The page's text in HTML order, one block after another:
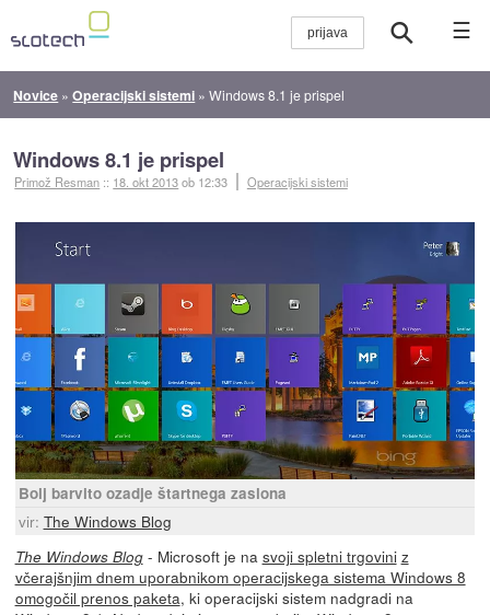
☰
Novice »Operacijski sistemi »Windows 8.1 je prispel
Windows 8.1 je prispel
Primož Resman :: 18. okt 2013ob 12:33 Operacijski sistemi
Bolj barvito ozadje štartnega zaslona
vir: The Windows Blog
The Windows Blog- Microsoft je na svoji spletni trgovini z
včerajšnjim dnem uporabnikom operacijskega sistema Windows 8
omogočil prenos paketa, ki operacijski sistem nadgradi na